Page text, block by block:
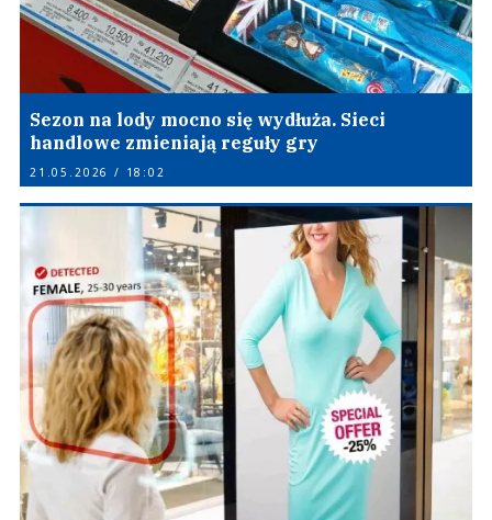
Sezon na lody mocno się wydłuża. Sieci
handlowe zmieniają reguły gry
21.05.2026 / 18:02